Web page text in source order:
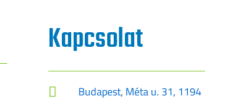
Kapcsolat
 Budapest, Méta u. 31, 1194